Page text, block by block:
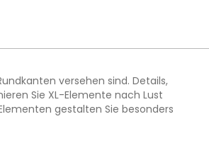
versehen sind. Details,
Sie XL-Elemente nach Lust
gestalten Sie besonders